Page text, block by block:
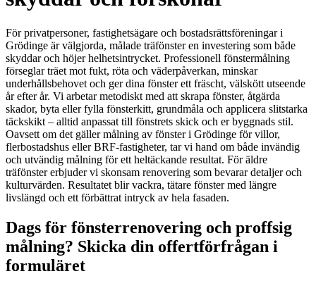
För privatpersoner, fastighetsägare och bostadsrättsföreningar i
Grödinge är välgjorda, målade träfönster en investering som både
skyddar och höjer helhetsintrycket. Professionell fönstermålning
förseglar träet mot fukt, röta och väderpåverkan, minskar
underhållsbehovet och ger dina fönster ett fräscht, välskött utseende
år efter år. Vi arbetar metodiskt med att skrapa fönster, åtgärda
skador, byta eller fylla fönsterkitt, grundmåla och applicera slitstarka
täckskikt – alltid anpassat till fönstrets skick och er byggnads stil.
Oavsett om det gäller målning av fönster i Grödinge för villor,
flerbostadshus eller BRF-fastigheter, tar vi hand om både invändig
och utvändig målning för ett heltäckande resultat. För äldre
träfönster erbjuder vi skonsam renovering som bevarar detaljer och
kulturvärden. Resultatet blir vackra, tätare fönster med längre
livslängd och ett förbättrat intryck av hela fasaden.
Dags för fönsterrenovering och proffsig
målning? Skicka din offertförfrågan i
formuläret